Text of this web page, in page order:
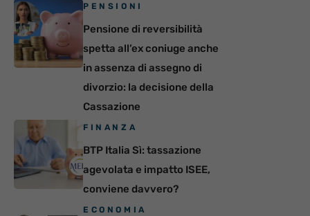
PENSIONI
Pensione di reversibilità
spetta all’ex coniuge anche
in assenza di assegno di
divorzio: la decisione della
Cassazione
FINANZA
BTP Italia Sì: tassazione
agevolata e impatto ISEE,
conviene davvero?
ECONOMIA